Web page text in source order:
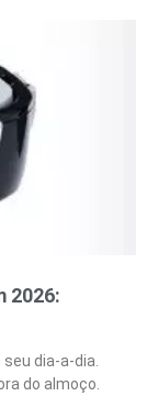
2026:
dia-a-dia.
do almoço.